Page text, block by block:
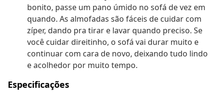
bonito, passe um pano úmido no sofá de vez em
quando. As almofadas são fáceis de cuidar com
zíper, dando pra tirar e lavar quando preciso. Se
você cuidar direitinho, o sofá vai durar muito e
continuar com cara de novo, deixando tudo lindo
e acolhedor por muito tempo.
Especificações